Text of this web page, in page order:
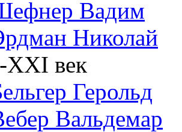
Вадим
Николай
век
Герольд
Вальдемар